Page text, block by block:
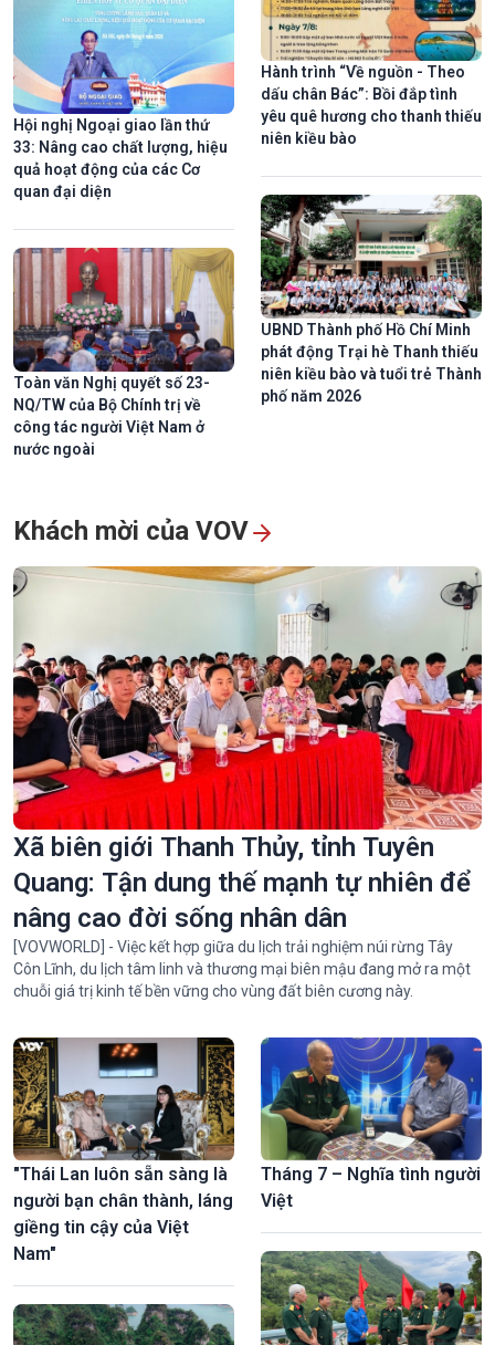
Các sự kiện văn hoá nổi bật trong tuần qua ảnh
Mùa phất dụ núi khoe sắc rực rỡ trên vịnh Hạ Long
Hội nghị Ngoại giao lần thứ
33: Nâng cao chất lượng, hiệu
quả hoạt động của các Cơ
quan đại diện
Toàn văn Nghị quyết số 23-
NQ/TW của Bộ Chính trị về
công tác người Việt Nam ở
nước ngoài
Hành trình “Về nguồn - Theo
dấu chân Bác”: Bồi đắp tình
yêu quê hương cho thanh thiếu
niên kiều bào
UBND Thành phố Hồ Chí Minh
phát động Trại hè Thanh thiếu
niên kiều bào và tuổi trẻ Thành
phố năm 2026
Khách mời của VOV
Xã biên giới Thanh Thủy, tỉnh Tuyên
Quang: Tận dung thế mạnh tự nhiên để
nâng cao đời sống nhân dân
[VOVWORLD] - Việc kết hợp giữa du lịch trải nghiệm núi rừng Tây
Côn Lĩnh, du lịch tâm linh và thương mại biên mậu đang mở ra một
chuỗi giá trị kinh tế bền vững cho vùng đất biên cương này.
"Thái Lan luôn sẵn sàng là
người bạn chân thành, láng
giềng tin cậy của Việt
Nam"
Tháng 7 – Nghĩa tình người
Việt